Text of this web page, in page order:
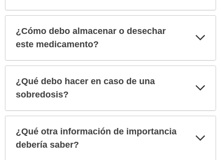
¿Cómo debo almacenar o desechar
este medicamento?
¿Qué debo hacer en caso de una
sobredosis?
¿Qué otra información de importancia
debería saber?